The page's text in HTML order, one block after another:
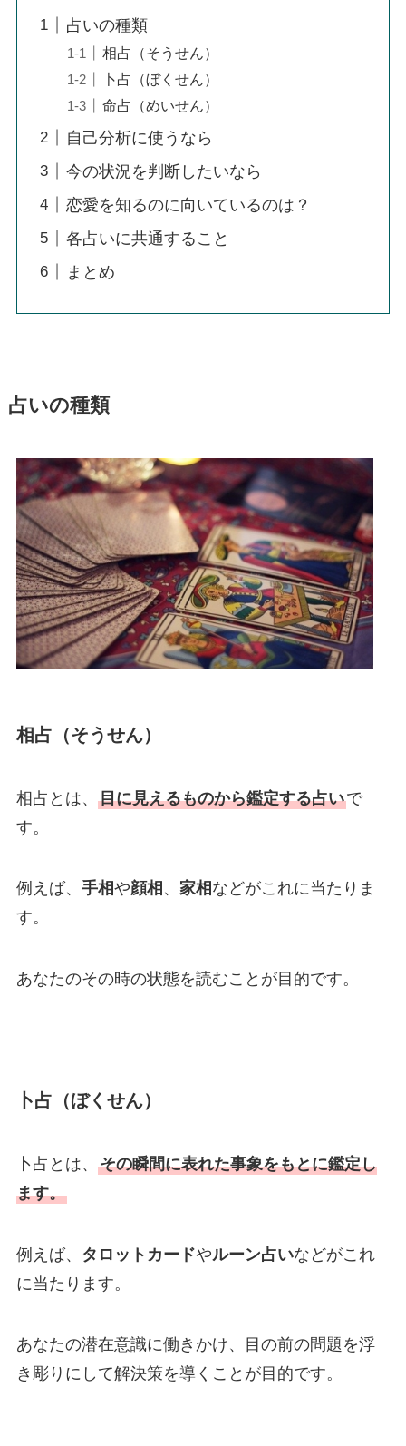
占いの種類
相占（そうせん）
卜占（ぼくせん）
命占（めいせん）
自己分析に使うなら
今の状況を判断したいなら
恋愛を知るのに向いているのは？
各占いに共通すること
まとめ
占いの種類
相占（そうせん）
相占とは、 目に見えるものから鑑定する占いで
す。
例えば、 手相や顔相 、 家相 などがこれに当たりま
す。
あなたのその時の状態を読むことが目的です。
卜占（ぼくせん）
卜占とは、 その瞬間に表れた事象をもとに鑑定し
ます。
例えば、 タロットカードやルーン占いなどがこれ
に当たります。
あなたの潜在意識に働きかけ、目の前の問題を浮
き彫りにして解決策を導くことが目的です。